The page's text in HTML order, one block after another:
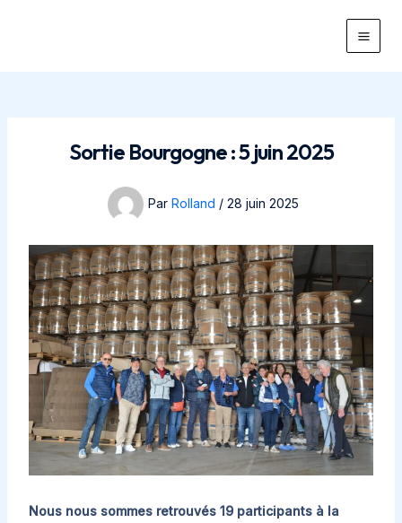
Main
Sortie Bourgogne : 5 juin 2025
Par Rolland / 28 juin 2025
Nous nous sommes retrouvés 19 participants à la